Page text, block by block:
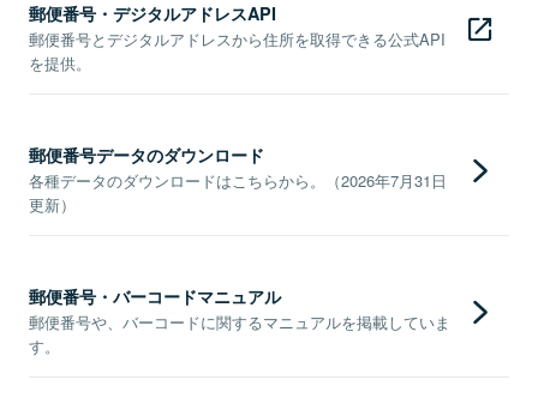
郵便番号・デジタルアドレスAPI
郵便番号とデジタルアドレスから住所を取得できる公式API
を提供。
郵便番号データのダウンロード
各種データのダウンロードはこちらから。（2026年7月31日
更新）
郵便番号・バーコードマニュアル
郵便番号や、バーコードに関するマニュアルを掲載していま
す。